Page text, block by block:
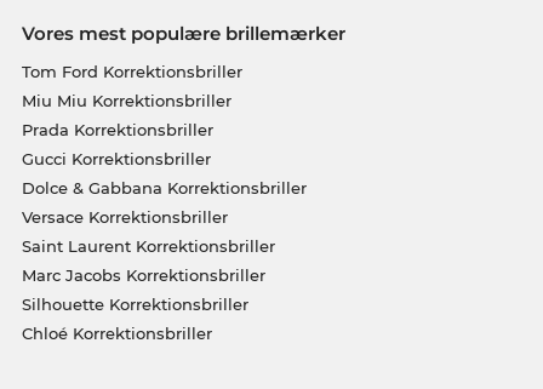
Vores mest populære brillemærker
Tom Ford Korrektionsbriller
Miu Miu Korrektionsbriller
Prada Korrektionsbriller
Gucci Korrektionsbriller
Dolce & Gabbana Korrektionsbriller
Versace Korrektionsbriller
Saint Laurent Korrektionsbriller
Marc Jacobs Korrektionsbriller
Silhouette Korrektionsbriller
Chloé Korrektionsbriller